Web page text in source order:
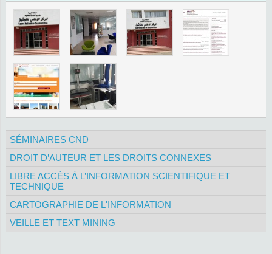
SÉMINAIRES CND
DROIT D’AUTEUR ET LES DROITS CONNEXES
LIBRE ACCÈS À L’INFORMATION SCIENTIFIQUE ET
TECHNIQUE
CARTOGRAPHIE DE L'INFORMATION
VEILLE ET TEXT MINING